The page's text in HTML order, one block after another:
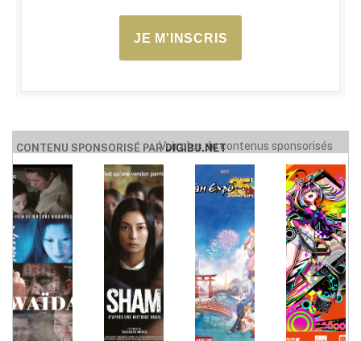
JE M'INSCRIS
CONTENU SPONSORISÉ PARDIGIBU.NET
Voir plus de contenus sponsorisés